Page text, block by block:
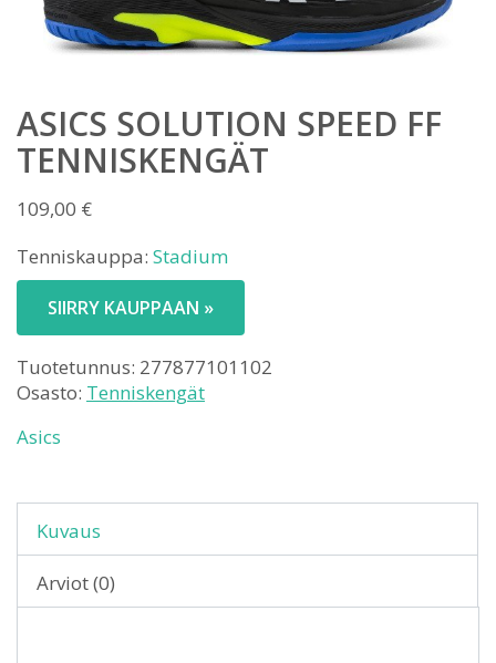
ASICS SOLUTION SPEED FF
TENNISKENGÄT
109,00 €
Tenniskauppa: Stadium
SIIRRY KAUPPAAN »
Tuotetunnus: 277877101102
Osasto: Tenniskengät
Asics
Kuvaus
Arviot (0)